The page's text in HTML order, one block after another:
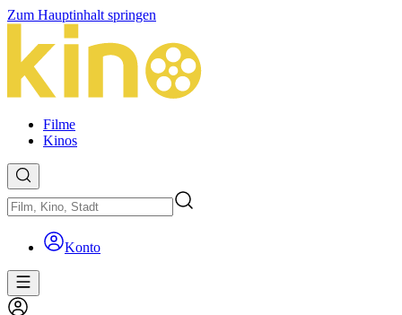
Zum Hauptinhalt springen
Filme
Kinos
Konto